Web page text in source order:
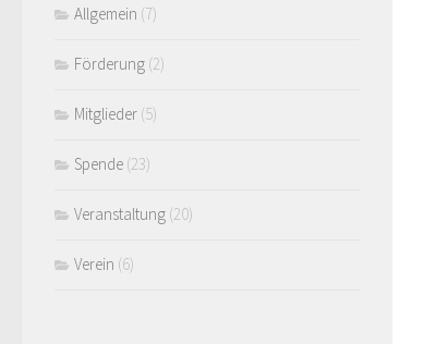
Allgemein (7)
Förderung (2)
Mitglieder (5)
Spende (23)
Veranstaltung (20)
Verein (6)